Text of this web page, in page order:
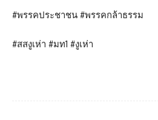
#พรรคประชาชน #พรรคกล้าธรรม
#สสงูเห่า #มท1 #งูเห่า